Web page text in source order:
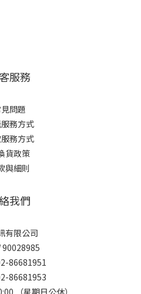
服務
問題
務方式
務方式
貨政策
與細則
我們
有限公司
90028985
86681951
86681953
（星期日公休）